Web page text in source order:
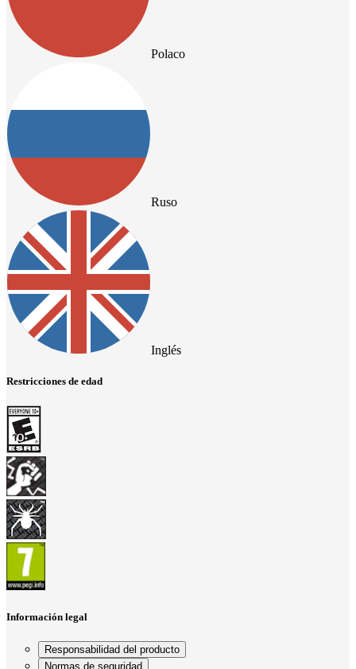
Polaco
Ruso
Inglés
Restricciones de edad
Información legal
Responsabilidad del producto
Normas de seguridad